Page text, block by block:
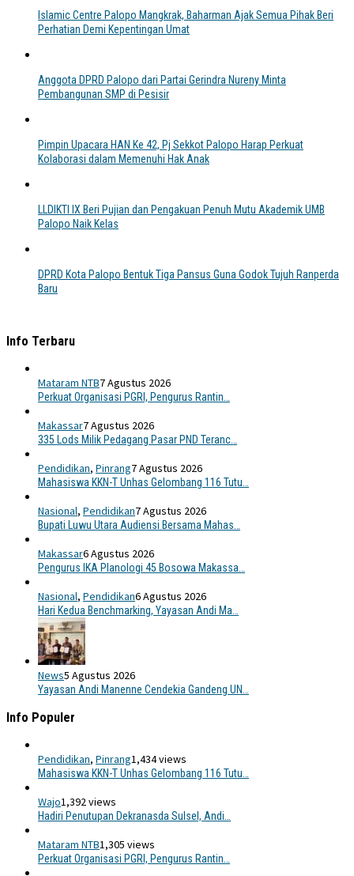
Islamic Centre Palopo Mangkrak, Baharman Ajak Semua Pihak Beri
Perhatian Demi Kepentingan Umat
Anggota DPRD Palopo dari Partai Gerindra Nureny Minta
Pembangunan SMP di Pesisir
Pimpin Upacara HAN Ke 42, Pj Sekkot Palopo Harap Perkuat
Kolaborasi dalam Memenuhi Hak Anak
LLDIKTI IX Beri Pujian dan Pengakuan Penuh Mutu Akademik UMB
Palopo Naik Kelas
DPRD Kota Palopo Bentuk Tiga Pansus Guna Godok Tujuh Ranperda
Baru
Info Terbaru
Mataram NTB7 Agustus 2026
Perkuat Organisasi PGRI, Pengurus Rantin…
Makassar7 Agustus 2026
335 Lods Milik Pedagang Pasar PND Teranc…
Pendidikan, Pinrang7 Agustus 2026
Mahasiswa KKN-T Unhas Gelombang 116 Tutu…
Nasional, Pendidikan7 Agustus 2026
Bupati Luwu Utara Audiensi Bersama Mahas…
Makassar6 Agustus 2026
Pengurus IKA Planologi 45 Bosowa Makassa…
Nasional, Pendidikan6 Agustus 2026
Hari Kedua Benchmarking, Yayasan Andi Ma…
News5 Agustus 2026
Yayasan Andi Manenne Cendekia Gandeng UN…
Info Populer
Pendidikan, Pinrang1,434 views
Mahasiswa KKN-T Unhas Gelombang 116 Tutu…
Wajo1,392 views
Hadiri Penutupan Dekranasda Sulsel, Andi…
Mataram NTB1,305 views
Perkuat Organisasi PGRI, Pengurus Rantin…